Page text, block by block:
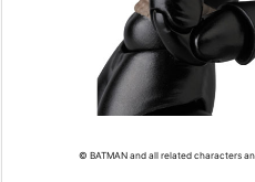
© BATMAN and all related characters